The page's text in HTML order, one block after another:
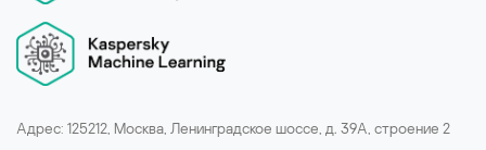
Адрес: 125212, Москва, Ленинградское шоссе, д. 39А, строение 2